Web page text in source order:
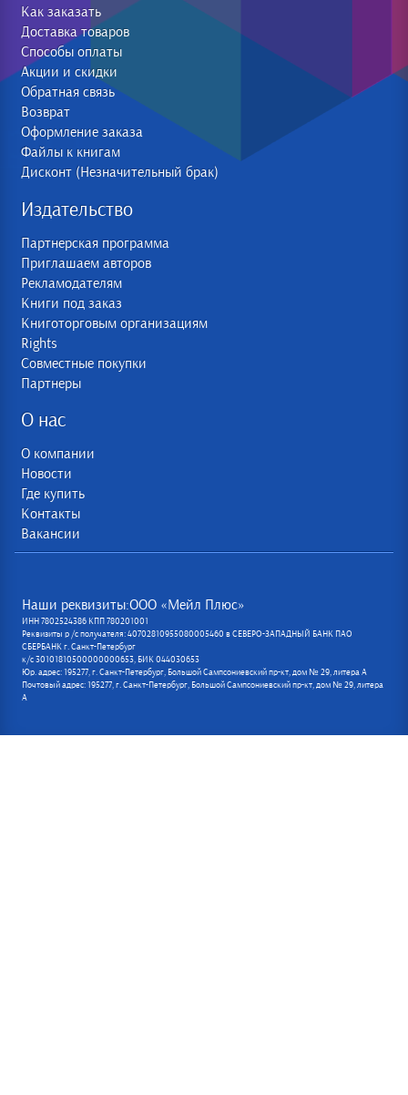
Как заказать
Доставка товаров
Способы оплаты
Акции и скидки
Обратная связь
Возврат
Оформление заказа
Файлы к книгам
Дисконт (Незначительный брак)
Издательство
Партнерская программа
Приглашаем авторов
Рекламодателям
Книги под заказ
Книготорговым организациям
Rights
Совместные покупки
Партнеры
О нас
О компании
Новости
Где купить
Контакты
Вакансии
Наши реквизиты:ООО «Мейл Плюс»
ИНН 7802524386 КПП 780201001
Реквизиты р /с получателя: 40702810955080005460 в СЕВЕРО-ЗАПАДНЫЙ БАНК ПАО
СБЕРБАНК г. Санкт-Петербург
к/с 30101810500000000653, БИК 044030653
Юр. адрес: 195277, г. Санкт-Петербург, Большой Сампсониевский пр-кт, дом № 29, литера А
Почтовый адрес: 195277, г. Санкт-Петербург, Большой Сампсониевский пр-кт, дом № 29, литера
А